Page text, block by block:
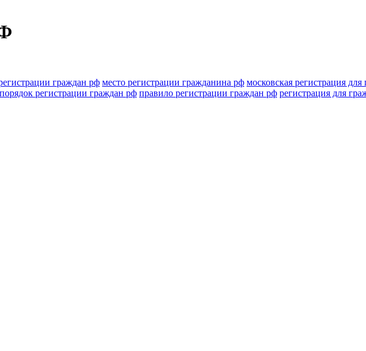
граждан рф место регистрации гражданина рф московская регистрация
порядок регистрации граждан рф правило регистрации граждан рф регистрация для